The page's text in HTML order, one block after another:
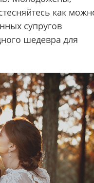
как
супругов
шедевра для